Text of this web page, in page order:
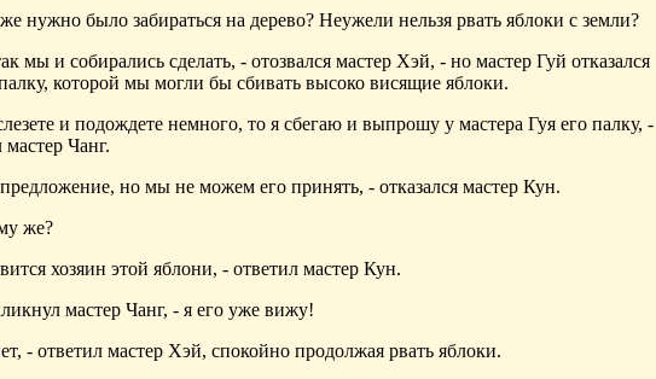
нужно было забираться на дерево? Неужели нельзя рвать яблоки с земли?
мы и собирались сделать, - отозвался мастер Хэй, - но мастер Гуй отказался
которой мы могли бы сбивать высоко висящие яблоки.
и подождете немного, то я сбегаю и выпрошу у мастера Гуя его палку, -
Чанг.
но мы не можем его принять, - отказался мастер Кун.
же?
хозяин этой яблони, - ответил мастер Кун.
мастер Чанг, - я его уже вижу!
- ответил мастер Хэй, спокойно продолжая рвать яблоки.